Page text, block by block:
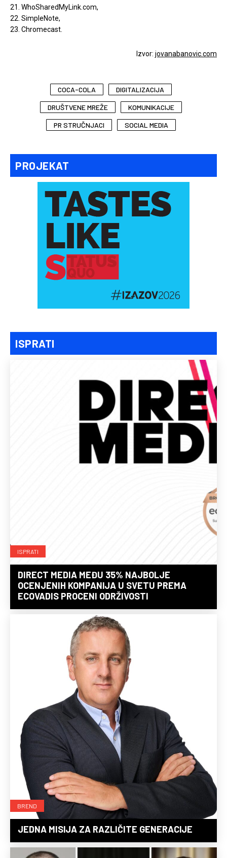
PROJEKAT
ISPRATI
ISPRATI
DIRECT MEDIA MEĐU 35% NAJBOLJE
OCENJENIH KOMPANIJA U SVETU PREMA
ECOVADIS PROCENI ODRŽIVOSTI
BREND
JEDNA MISIJA ZA RAZLIČITE GENERACIJE
21. WhoSharedMyLink.com,
22. SimpleNote,
23. Chromecast.
Izvor: jovanabanovic.com
COCA-COLA DIGITALIZACIJA
DRUŠTVENE MREŽE KOMUNIKACIJE
PR STRUČNJACI SOCIAL MEDIA